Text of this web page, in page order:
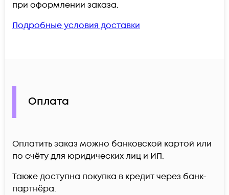
при оформлении заказа.
Подробные условия доставки
Оплата
Оплатить заказ можно банковской картой или
по счёту для юридических лиц и ИП.
Также доступна покупка в кредит через банк-
партнёра.